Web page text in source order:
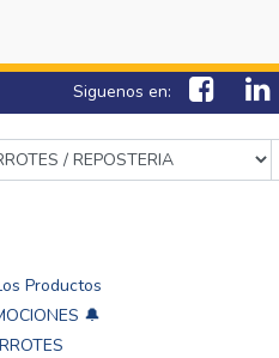
Siguenos en:
Productos
🔔